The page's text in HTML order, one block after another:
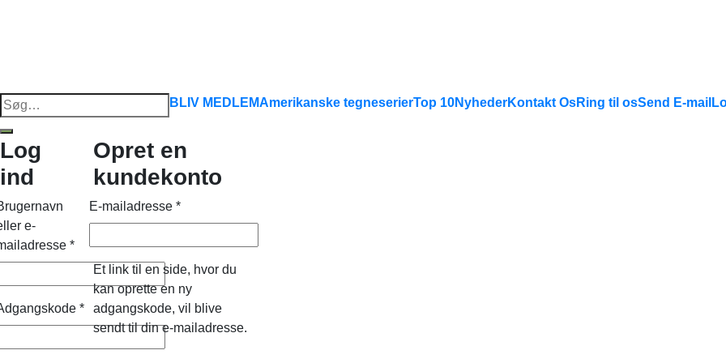
Søg
efter:
BLIV MEDLEMAmerikanske tegneserierTop 10NyhederKontakt OsRing til osSend E-mail
Log
ind
e-
*
*
Opret en
kundekonto
E-mailadresse *
Et link til en side, hvor du
kan oprette en ny
adgangskode, vil blive
sendt til din e-mailadresse.